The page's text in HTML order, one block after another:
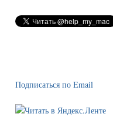
Подписаться по Email